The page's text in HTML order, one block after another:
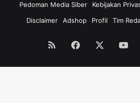
Pedoman Media Siber
Kebijakan
Disclaimer
Adshop Profil Tim
RSS Facebook